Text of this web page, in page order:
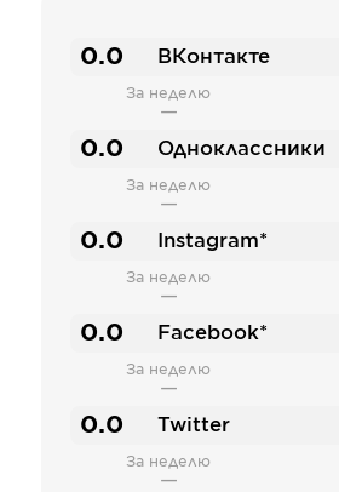
0.0 ВКонтакте
За неделю
—
0.0 Одноклассники
За неделю
—
0.0 Instagram*
За неделю
—
0.0 Facebook*
За неделю
—
0.0 Twitter
За неделю
—